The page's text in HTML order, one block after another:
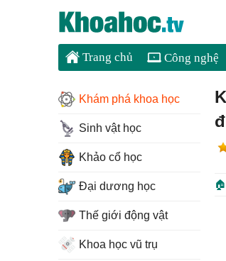
Trang chủ Công nghệ
🏠
Khám phá khoa học
Sinh vật học
Khảo cổ học
Đại dương học
Thế giới động vật
Khoa học vũ trụ